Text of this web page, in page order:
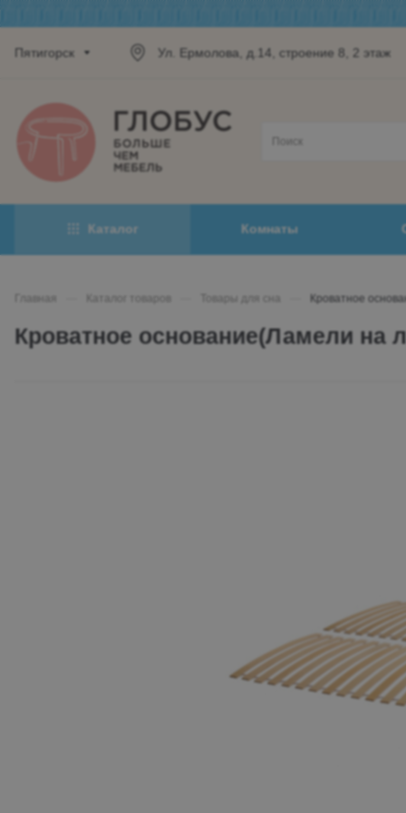
Пятигорск Ул. Ермолова, д.14, строение 8, 2 этаж
Каталог Комнаты
Главная Каталог товаров Товары для сна Кроватное
Кроватное основание(Ламели на